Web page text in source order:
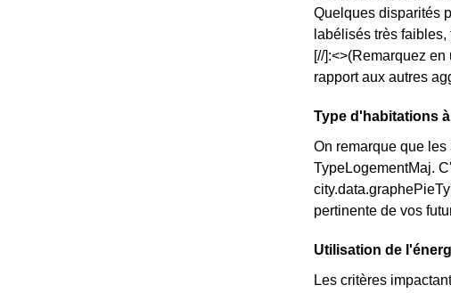
Quelques disparités
labélisés très
[//]:<>(Remarquez
rapport aux autres
Type d'habitations
On remarque que
TypeLogementMaj.
pertinente de vos
Utilisation de
Les critères